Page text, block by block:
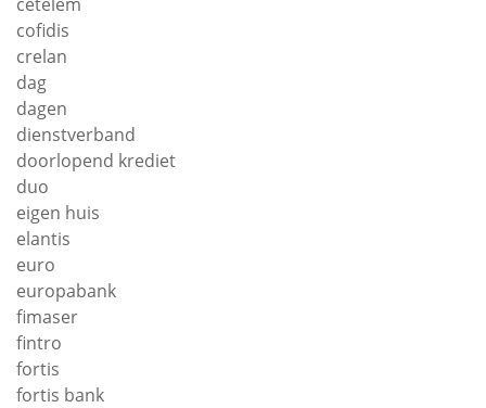
cofidis
crelan
dag
dagen
dienstverband
doorlopend krediet
duo
eigen huis
elantis
euro
europabank
fimaser
fintro
fortis
fortis bank